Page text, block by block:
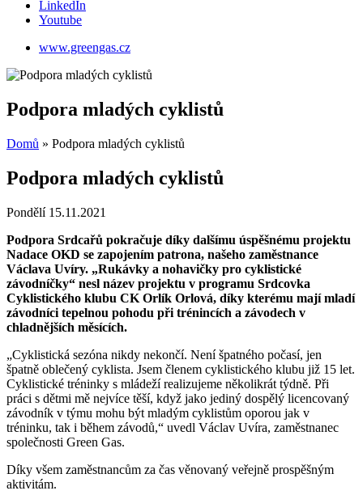
LinkedIn
Youtube
www.greengas.cz
Podpora mladých cyklistů
Domů » Podpora mladých cyklistů
Podpora mladých cyklistů
Pondělí 15.11.2021
Podpora Srdcařů pokračuje díky dalšímu úspěšnému projektu
Nadace OKD se zapojením patrona, našeho zaměstnance
Václava Uvíry. „Rukávky a nohavičky pro cyklistické
závodníčky“ nesl název projektu v programu Srdcovka
Cyklistického klubu CK Orlík Orlová, díky kterému mají mladí
závodníci tepelnou pohodu při trénincích a závodech v
chladnějších měsících.
„Cyklistická sezóna nikdy nekončí. Není špatného počasí, jen
špatně oblečený cyklista. Jsem členem cyklistického klubu již 15 let.
Cyklistické tréninky s mládeží realizujeme několikrát týdně. Při
práci s dětmi mě nejvíce těší, když jako jediný dospělý licencovaný
závodník v týmu mohu být mladým cyklistům oporou jak v
tréninku, tak i během závodů,“ uvedl Václav Uvíra, zaměstnanec
společnosti Green Gas.
Díky všem zaměstnancům za čas věnovaný veřejně prospěšným
aktivitám.